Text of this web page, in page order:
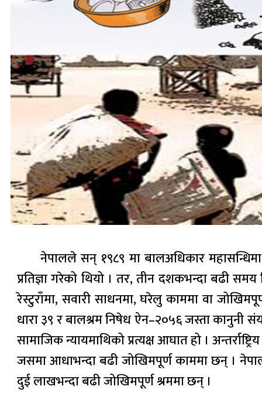
नेपालले सन् १९८९ मा बालअधिकार महासन्धिमा
प्रतिज्ञा गरेको थियो । तर, तीन दशकभन्दा बढी
रेस्टुराँमा, सवारी साधनमा, घरेलु काममा वा
धारा ३९ र बालश्रम निषेध ऐन–२०५६ जस्ता कानुनी
सामाजिक न्यायमाथिको प्रत्यक्ष आघात हो ।
जसमा आधाभन्दा बढी जोखिमपूर्ण काममा छन् ।
दुई लाखभन्दा बढी जोखिमपूर्ण श्रममा छन् ।